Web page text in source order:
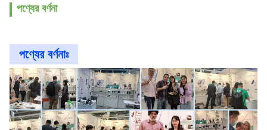
পণ্যের বর্ণনা
পণ্যের বর্ণনাঃ